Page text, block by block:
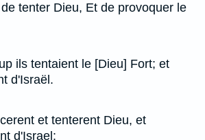
tenter Dieu, Et de provoquer le
ils tentaient le [Dieu] Fort; et
d'Israël.
et tenterent Dieu, et
d'Israel: